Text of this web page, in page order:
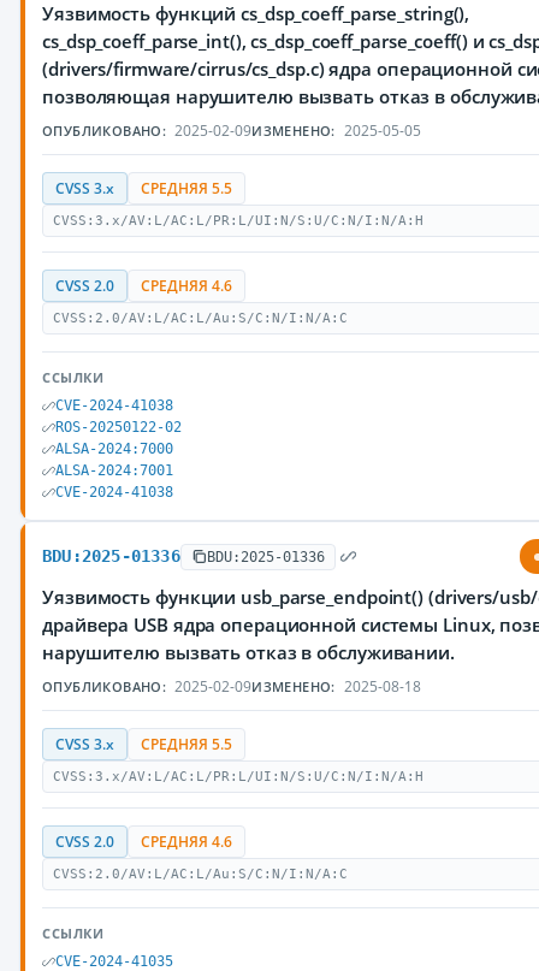
Уязвимость функций cs_dsp_coeff_parse_string(),
cs_dsp_coeff_parse_int(), cs_dsp_coeff_parse_coeff() и
(drivers/firmware/cirrus/cs_dsp.c) ядра операционной
позволяющая нарушителю вызвать отказ в
ОПУБЛИКОВАНО: 2025-02-09ИЗМЕНЕНО: 2025-05-05
CVSS 3.x СРЕДНЯЯ 5.5
CVSS:3.x/AV:L/AC:L/PR:L/UI:N/S:U/C:N/I:N/A:H
CVSS 2.0 СРЕДНЯЯ 4.6
CVSS:2.0/AV:L/AC:L/Au:S/C:N/I:N/A:C
ССЫЛКИ
CVE-2024-41038
ROS-20250122-02
ALSA-2024:7000
ALSA-2024:7001
CVE-2024-41038
BDU:2025-01336 BDU:2025-01336
Уязвимость функции usb_parse_endpoint() (drivers/
драйвера USB ядра операционной системы Linux,
нарушителю вызвать отказ в обслуживании.
ОПУБЛИКОВАНО: 2025-02-09ИЗМЕНЕНО: 2025-08-18
CVSS 3.x СРЕДНЯЯ 5.5
CVSS:3.x/AV:L/AC:L/PR:L/UI:N/S:U/C:N/I:N/A:H
CVSS 2.0 СРЕДНЯЯ 4.6
CVSS:2.0/AV:L/AC:L/Au:S/C:N/I:N/A:C
ССЫЛКИ
CVE-2024-41035